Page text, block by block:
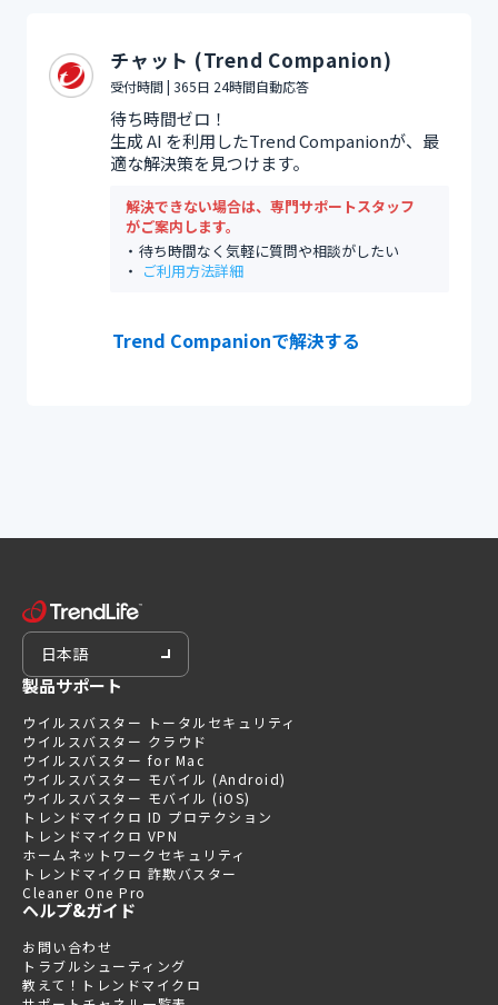
チャット (Trend Companion)
受付時間 | 365日 24時間自動応答
待ち時間ゼロ！
生成 AI を利用したTrend Companionが、最
適な解決策を見つけます。
解決できない場合は、専門サポートスタッフ
がご案内します。
待ち時間なく気軽に質問や相談がしたい
ご利用方法詳細
Trend Companionで解決する
日本語
製品サポート
ウイルスバスター トータルセキュリティ
ウイルスバスター クラウド
ウイルスバスター for Mac
ウイルスバスター モバイル (Android)
ウイルスバスター モバイル (iOS)
トレンドマイクロ ID プロテクション
トレンドマイクロ VPN
ホームネットワークセキュリティ
トレンドマイクロ 詐欺バスター
Cleaner One Pro
ヘルプ&ガイド
お問い合わせ
トラブルシューティング
教えて！トレンドマイクロ